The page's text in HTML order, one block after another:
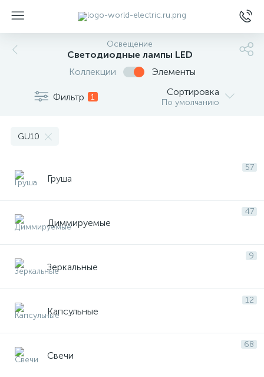
Освещение
Светодиодные лампы LED
Коллекции
Элементы
Фильтр 1 Сортировка
По умолчанию
GU10
57
Груша
47
Диммируемые
9
Зеркальные
12
Капсульные
68
Свечи